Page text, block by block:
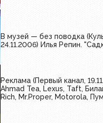
В музей — без поводка
24.11.2006) Илья Репин.
Реклама (Первый канал,
Ahmad Tea, Lexus, Taft,
Rich, Mr.Proper, Motorola,